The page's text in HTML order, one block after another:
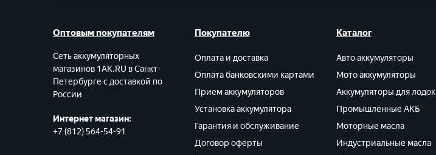
Оптовым покупателям
Сеть аккумуляторных
магазинов 1AK.RU в Санкт-
Петербурге с доставкой по
России
Интернет магазин:
+7 (812) 564-54-91
Покупателю
Оплата и доставка
Оплата банковскими картами
Прием аккумуляторов
Установка аккумулятора
Гарантия и обслуживание
Договор оферты
Каталог
Авто аккумуляторы
Мото аккумуляторы
Аккумуляторы для лодок
Промышленные АКБ
Моторные масла
Индустриальные масла